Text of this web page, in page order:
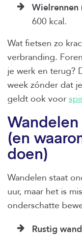
600 kcal.
Wat fietsen zo
verbranding.
je werk en terug?
week zónder dat
geldt ook voor
Wandelen
(en
doen)
Wandelen staat
uur, maar het is
onderschatte
Rustig